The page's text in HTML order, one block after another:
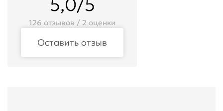
5,0/5
126 отзывов / 2 оценки
Оставить отзыв